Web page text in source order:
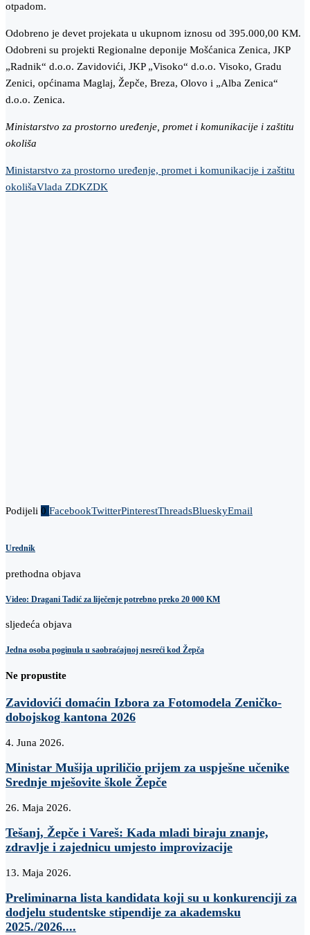
otpadom.
Odobreno je devet projekata u ukupnom iznosu od 395.000,00 KM.
Odobreni su projekti Regionalne deponije Mošćanica Zenica, JKP
„Radnik“ d.o.o. Zavidovići, JKP „Visoko“ d.o.o. Visoko, Gradu
Zenici, općinama Maglaj, Žepče, Breza, Olovo i „Alba Zenica“
d.o.o. Zenica.
Ministarstvo za prostorno uređenje, promet i komunikacije i zaštitu
okoliša
Ministarstvo za prostorno uređenje, promet i komunikacije i zaštitu
okolišaVlada ZDKZDK
Podijeli 0 FacebookTwitterPinterestThreadsBlueskyEmail
Urednik
prethodna objava
Video: Dragani Tadić za liječenje potrebno preko 20 000 KM
sljedeća objava
Jedna osoba poginula u saobraćajnoj nesreći kod Žepča
Ne propustite
Zavidovići domaćin Izbora za Fotomodela Zeničko-
dobojskog kantona 2026
4. Juna 2026.
Ministar Mušija upriličio prijem za uspješne učenike
Srednje mješovite škole Žepče
26. Maja 2026.
Tešanj, Žepče i Vareš: Kada mladi biraju znanje,
zdravlje i zajednicu umjesto improvizacije
13. Maja 2026.
Preliminarna lista kandidata koji su u konkurenciji za
dodjelu studentske stipendije za akademsku
2025./2026....